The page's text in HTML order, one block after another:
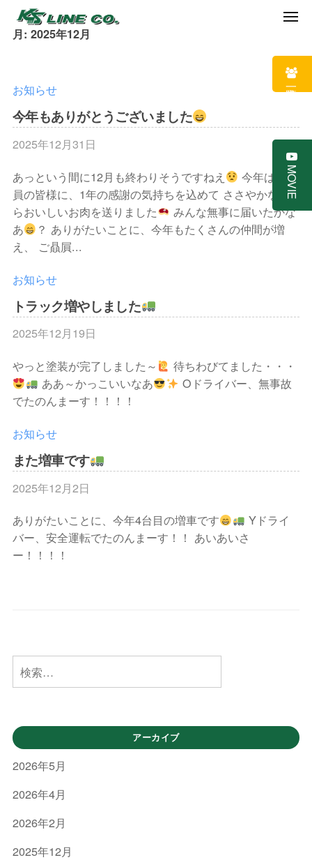
Skip
ケ
エ
ラ
イ
｜
岡
山
で
ガ
ス
配
送
住
宅
材
配
送
建
設
主
に
う
運
送
会
社
有
お
・
仲
・
ト
ラ
ッ
ク
を
切
に
に
成
長
し
地
域
・
社
会
に
業
月: 2025年12月
お知らせ
今年もありがとうございました
2025年12月31日
ケ
イ
エ
ス
あっという間に12月も終わりそうですねえ
今年は従業
員の皆様に、1年の感謝の気持ちを込めて ささやかなが
らおいしいお肉を送りました
みんな無事に届いたかな
あ
？ ありがたいことに、今年もたくさんの仲間が増
え、 ご贔屓...
お知らせ
トラック増やしました
2025年12月19日
ケ
イ
エ
イ
ン
やっと塗装が完了しました～
待ちわびてました・・・
ああ～かっこいいなあ
Oドライバー、無事故
でたのんまーす！！！！
お知らせ
また増車です
2025年12月2日
ケ
イ
ありがたいことに、今年4台目の増車です
Yドライ
バー、安全運転でたのんまーす！！ あいあいさ
ー！！！！
検
索:
アーカイブ
2026年5月
2026年4月
2026年2月
2025年12月
求人一覧
MOVIE
イ
エ
イ
ン
｜
岡
で
ガ
ス
配
送
・
住
宅
資
配
送
・
設
機
械
配
を
主
会
社
[
限
会
社
イ
エ
ラ